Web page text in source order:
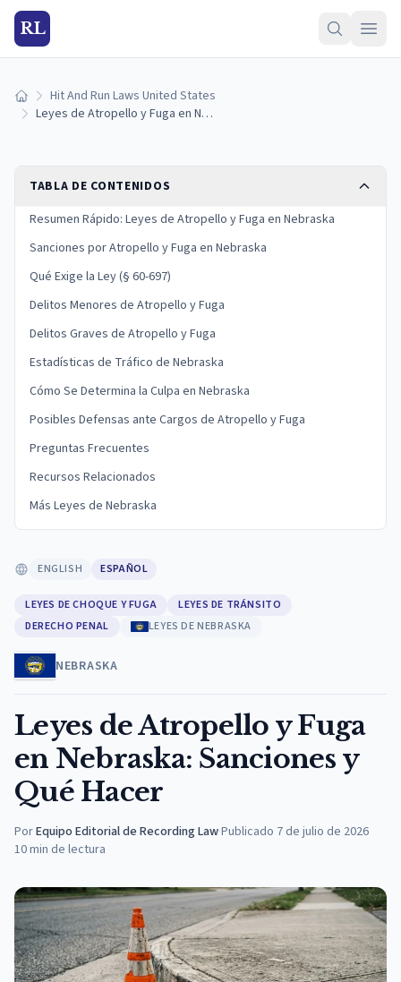
RL
Inicio Hit And Run Laws United States
Leyes de Atropello y Fuga en Nebraska: Sanciones y Qué Hacer
TABLA DE CONTENIDOS
Resumen Rápido: Leyes de Atropello y Fuga en Nebraska
Sanciones por Atropello y Fuga en Nebraska
Qué Exige la Ley (§ 60-697)
Delitos Menores de Atropello y Fuga
Delitos Graves de Atropello y Fuga
Estadísticas de Tráfico de Nebraska
Cómo Se Determina la Culpa en Nebraska
Posibles Defensas ante Cargos de Atropello y Fuga
Preguntas Frecuentes
Recursos Relacionados
Más Leyes de Nebraska
ENGLISH ESPAÑOL
LEYES DE CHOQUE Y FUGA
LEYES DE TRÁNSITO
DERECHO PENAL
LEYES DE NEBRASKA
NEBRASKA
Leyes de Atropello y Fuga
en Nebraska: Sanciones y
Qué Hacer
PorEquipo Editorial de Recording Law·Publicado 7 de julio de 2026
10min de lectura